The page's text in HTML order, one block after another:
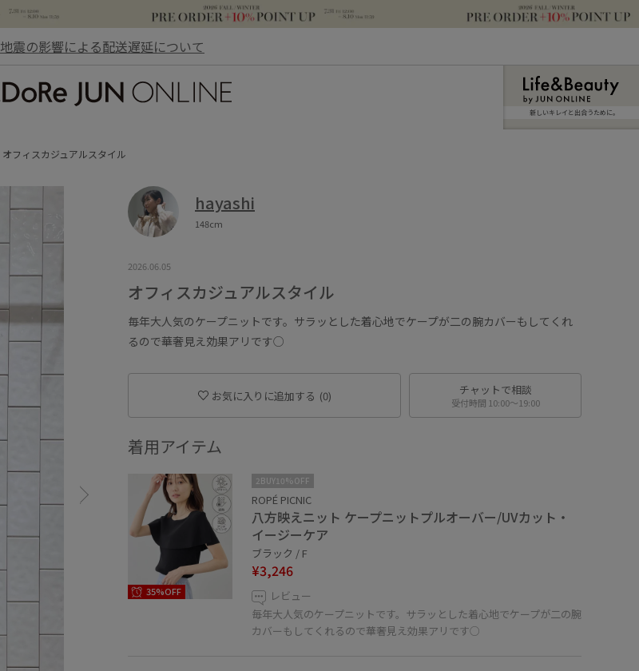
地震の影響による配送遅延について
新しいキレイと出合うために。
オフィスカジュアルスタイル
hayashi
148cm
2026.06.05
オフィスカジュアルスタイル
毎年大人気のケープニットです。サラッとした着心地でケープが二の腕カバーもしてくれ
るので華奢見え効果アリです○
お気に入りに追加する (0) チャットで相談
受付時間 10:00〜19:00
着用アイテム
35%OFF
2BUY10%OFF
ROPÉ PICNIC
八方映えニット ケープニットプルオーバー/UVカット・
イージーケア
ブラック / F
¥3,246
レビュー
毎年大人気のケープニットです。サラッとした着心地でケープが二の腕
カバーもしてくれるので華奢見え効果アリです○